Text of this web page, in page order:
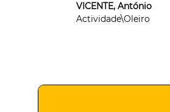
VICENTE, António
Actividade\Oleiro